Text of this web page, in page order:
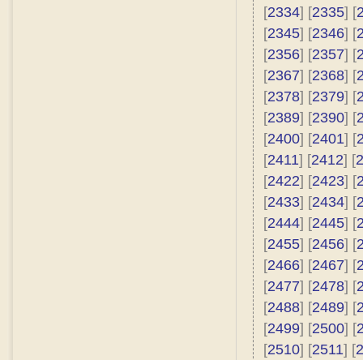
[2334] [2335] [
[2345] [2346] [
[2356] [2357] [
[2367] [2368] [
[2378] [2379] [
[2389] [2390] [
[2400] [2401] [
[2411] [2412] [
[2422] [2423] [
[2433] [2434] [
[2444] [2445] [
[2455] [2456] [
[2466] [2467] [
[2477] [2478] [
[2488] [2489] [
[2499] [2500] [
[2510] [2511] [